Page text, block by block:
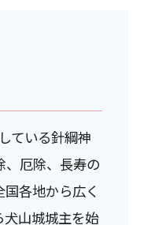
ている針綱神
、厄除、長寿の
各地から広く
犬山城城主を始